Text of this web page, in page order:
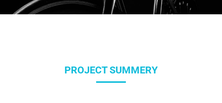
PROJECT SUMMERY